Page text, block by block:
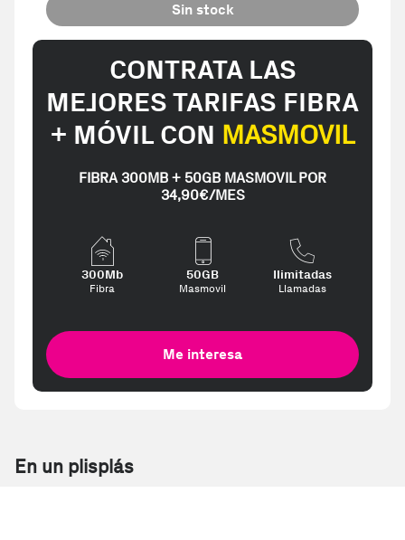
Sin stock
CONTRATA LAS
MEJORES TARIFAS FIBRA
+ MÓVIL CON MASMOVIL
FIBRA 300MB + 50GB MASMOVIL POR
34,90€/MES
300Mb
Fibra
50GB
Masmovil
Ilimitadas
Llamadas
Me interesa
En un plisplás